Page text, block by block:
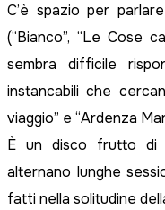
C’è spazio per
(“Bianco”, “Le Cose
sembra difficile
instancabili che
viaggio” e “Ardenza
È un disco frutto di
alternano lunghe
fatti nella solitudine